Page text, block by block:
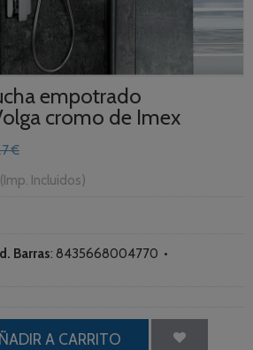
empotrado
cromo de Imex
€
(Imp. Incluidos)
Barras: 8435668004770 •
A CARRITO